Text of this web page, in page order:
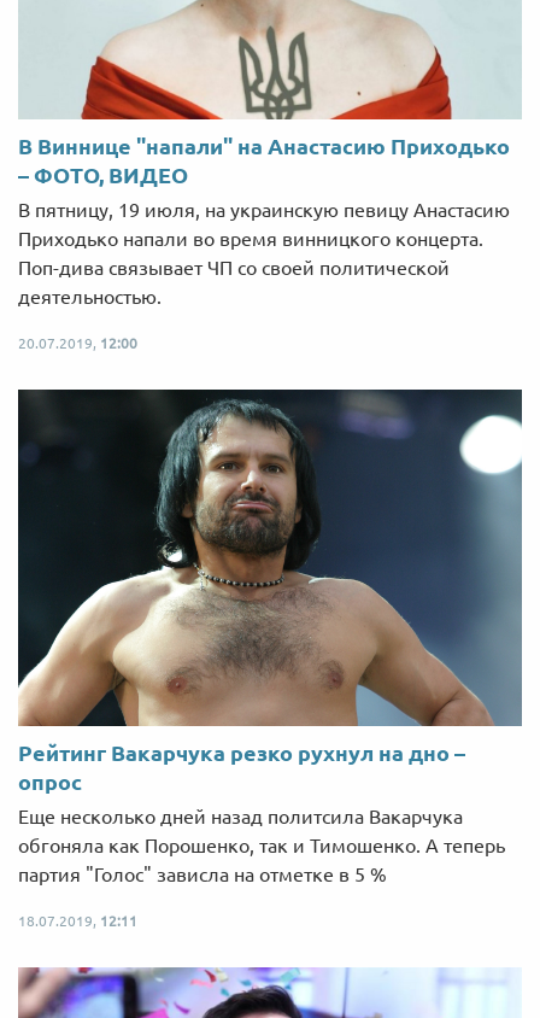
В Виннице "напали" на Анастасию Приходько
– ФОТО, ВИДЕО
В пятницу, 19 июля, на украинскую певицу Анастасию
Приходько напали во время винницкого концерта.
Поп-дива связывает ЧП со своей политической
деятельностью.
20.07.2019, 12:00
Рейтинг Вакарчука резко рухнул на дно –
опрос
Еще несколько дней назад политсила Вакарчука
обгоняла как Порошенко, так и Тимошенко. А теперь
партия "Голос" зависла на отметке в 5 %
18.07.2019, 12:11